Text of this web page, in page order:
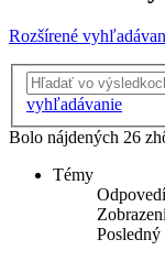
Rozšírené
vyhľadávanie
Bolo nájdených 26
Témy
Odpovedí